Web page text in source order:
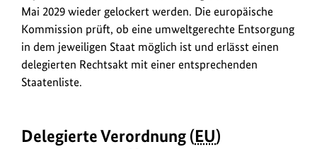
Mai 2029 wieder gelockert werden. Die europäische
Kommission prüft, ob eine umweltgerechte Entsorgung
in dem jeweiligen Staat möglich ist und erlässt einen
delegierten Rechtsakt mit einer entsprechenden
Staatenliste.
Delegierte Verordnung (EU)